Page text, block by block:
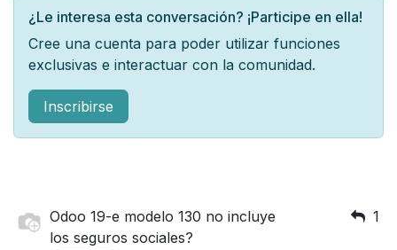
¿Le interesa esta conversación? ¡Participe en ella!
Cree una cuenta para poder utilizar funciones
exclusivas e interactuar con la comunidad.
Inscribirse
Odoo 19-e modelo 130 no incluye
los seguros sociales?
1